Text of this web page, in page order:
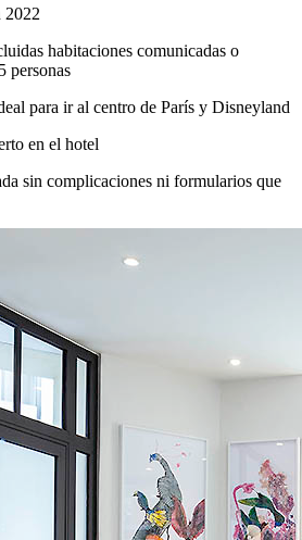
2022
habitaciones comunicadas o
personas
para ir al centro de París y Disneyland
en el hotel
sin complicaciones ni formularios que